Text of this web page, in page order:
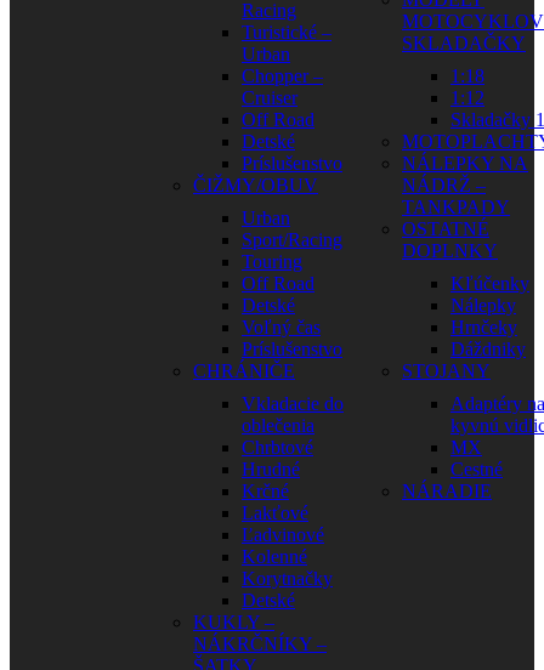
Racing
Turistické –
Urban
Chopper –
Cruiser
Off Road
Detské
Príslušenstvo
ČIŽMY/OBUV
Urban
Sport/Racing
Touring
Off Road
Detské
Voľný čas
Príslušenstvo
CHRÁNIČE
Vkladacie do
oblečenia
Chrbtové
Hrudné
Krčné
Lakťové
Ľadvinové
Kolenné
Korytnačky
Detské
KUKLY –
NÁKRČNÍKY –
SKLADAČKY
1:18
1:12
Skladačky
NÁLEPKY NA
NÁDRŽ –
TANKPADY
OSTATNÉ
DOPLNKY
Kľúčenky
Nálepky
Hrnčeky
Dáždniky
STOJANY
Adaptéry na
kyvnú
MX
Cestné
NÁRADIE